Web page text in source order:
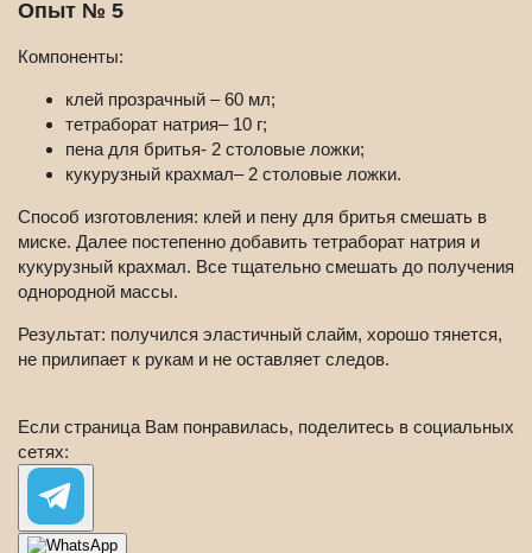
Опыт № 5
Компоненты:
клей прозрачный – 60 мл;
тетраборат натрия– 10 г;
пена для бритья- 2 столовые ложки;
кукурузный крахмал– 2 столовые ложки.
Способ изготовления: клей и пену для бритья смешать в
миске. Далее постепенно добавить тетраборат натрия и
кукурузный крахмал. Все тщательно смешать до получения
однородной массы.
Результат: получился эластичный слайм, хорошо тянется,
не прилипает к рукам и не оставляет следов.
Если страница Вам понравилась, поделитесь в социальных
сетях: